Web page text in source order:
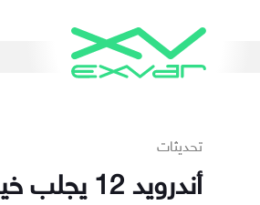
تحديثات
أندرويد 12 يجلب خيارًا جديدًا لتعطيل شبكات الجيل الثاني 2G لأسباب أمنية